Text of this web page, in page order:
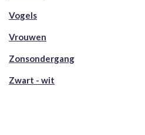
Vogels
Vrouwen
Zonsondergang
Zwart - wit